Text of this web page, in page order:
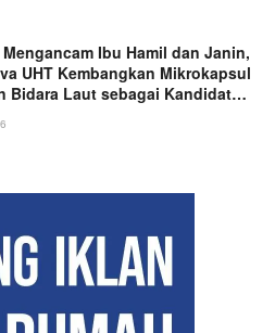
Ibu Hamil dan Janin,
UHT Kembangkan Mikrokapsul
Bidara Laut sebagai Kandidat